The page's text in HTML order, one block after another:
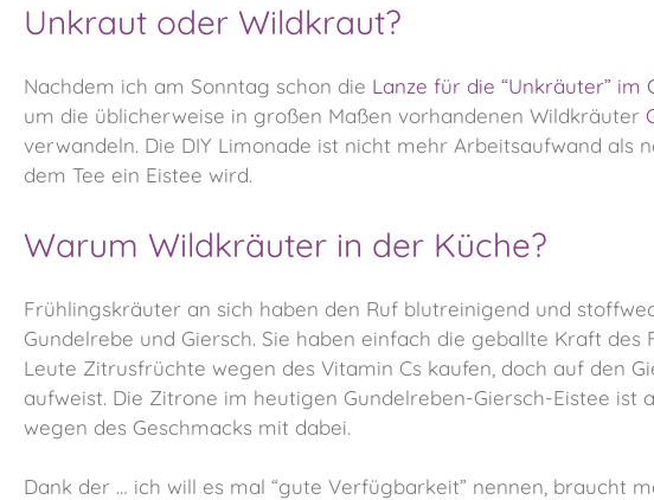
Unkraut oder Wildkraut?
Nachdem ich am Sonntag schon die Lanze für die “Unkräuter” im
um die üblicherweise in großen Maßen vorhandenen Wildkräuter
verwandeln. Die DIY Limonade ist nicht mehr Arbeitsaufwand
dem Tee ein Eistee wird.
Warum Wildkräuter in der Küche?
Frühlingskräuter an sich haben den Ruf blutreinigend und
Gundelrebe und Giersch. Sie haben einfach die geballte Kraft
Leute Zitrusfrüchte wegen des Vitamin Cs kaufen, doch auf den
aufweist. Die Zitrone im heutigen Gundelreben-Giersch-Eistee
wegen des Geschmacks mit dabei.
Dank der … ich will es mal “gute Verfügbarkeit” nennen, braucht